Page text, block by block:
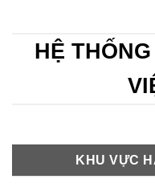
HỆ
KHU VỰC